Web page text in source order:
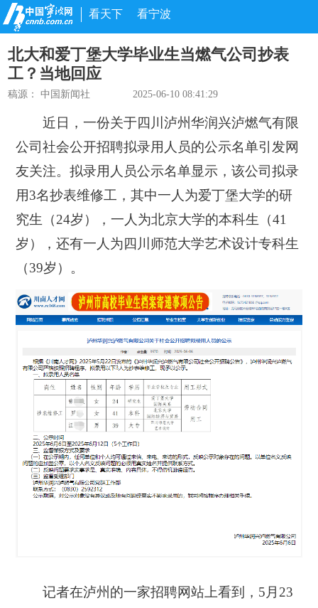
看天下 看宁波
北大和爱丁堡大学毕业生当燃气公司抄表
工？当地回应
稿源：中国新闻社 2025-06-10 08:41:29
近日，一份关于四川泸州华润兴泸燃气有限
公司社会公开招聘拟录用人员的公示名单引发网
友关注。拟录用人员公示名单显示，该公司拟录
用3名抄表维修工，其中一人为爱丁堡大学的研
究生（24岁），一人为北京大学的本科生（41
岁），还有一人为四川师范大学艺术设计专科生
（39岁）。
记者在泸州的一家招聘网站上看到，5月23